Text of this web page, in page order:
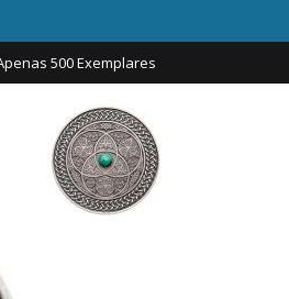
500 Exemplares